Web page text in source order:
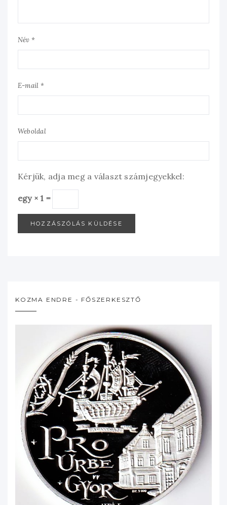
Név *
E-mail *
Weboldal
Kérjük, adja meg a választ számjegyekkel:
egy × 1 =
KOZMA ENDRE - FŐSZERKESZTŐ